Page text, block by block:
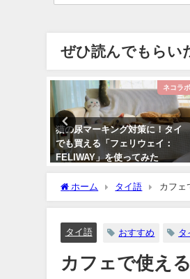
ぜひ読んでもらい
ネコラボ
猫の尿マーキング対策に！タイ
でも買える「フェリウェイ：
FELIWAY」を使ってみた
ホーム タイ語 カフェ
タイ語 おすすめ タ
カフェで使え